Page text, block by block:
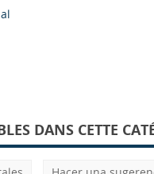
DANS CETTE